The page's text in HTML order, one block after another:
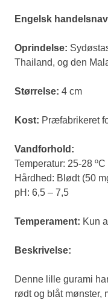
Engelsk
Oprindelse:
Thailand, og den
Størrelse: 4 cm
Kost: Præfabrikeret
Vandforhold:
Temperatur: 25-28 ºC
Hårdhed: Blødt (50
pH: 6,5 – 7,5
Temperament: Kun
Beskrivelse:
Denne lille gurami
rødt og blåt mønster,